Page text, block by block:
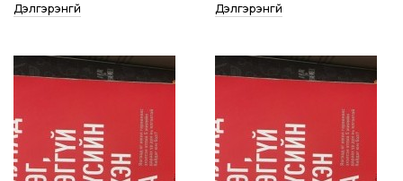
Дэлгэрэнгүй Дэлгэрэнгүй